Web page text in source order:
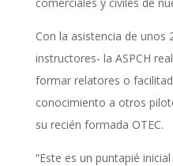
Con la asistencia de unos
instructores- la ASPCH
formar relatores o
conocimiento a otros
su recién formada OTEC.
“Este es un puntapié